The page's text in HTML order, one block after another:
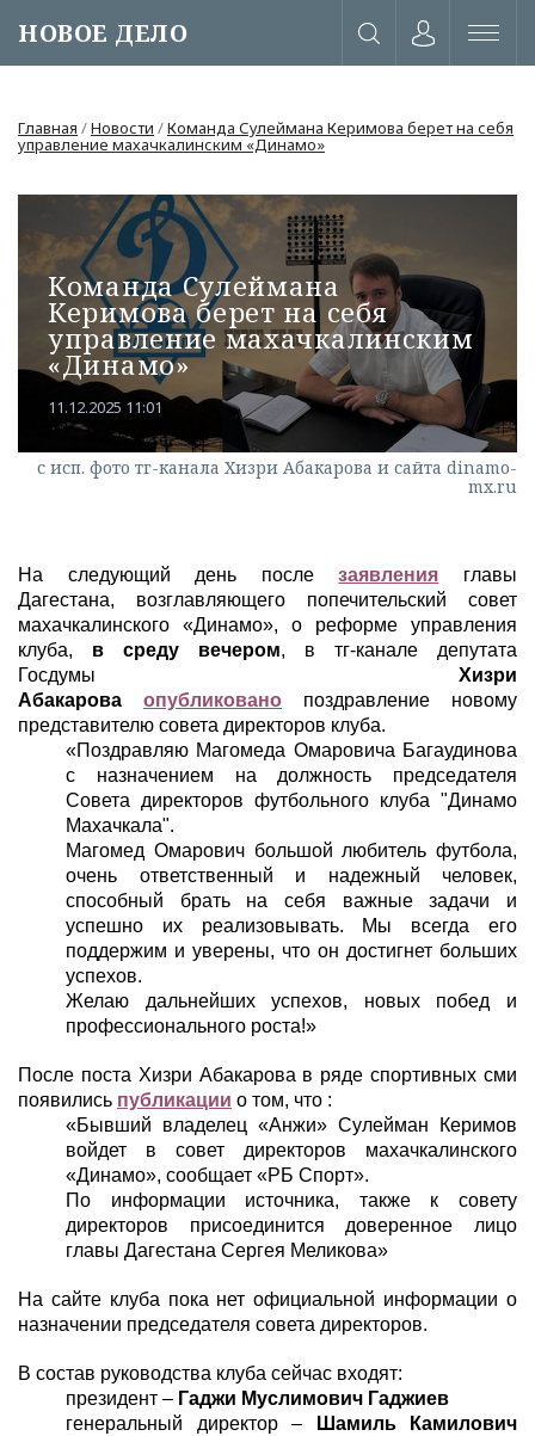
НОВОЕ ДЕЛО
или через соц. сети
Главная /Новости /Команда Сулеймана Керимова берет на себя
управление махачкалинским «Динамо»
Команда Сулеймана
Керимова берет на себя
управление махачкалинским
«Динамо»
11.12.2025 11:01
с исп. фото тг-канала Хизри Абакарова и сайта dinamo-
mx.ru
На следующий день послезаявления главы
Дагестана, возглавляющего попечительский совет
махачкалинского «Динамо», о реформе управления
клуба, в среду вечером, в тг-канале депутата
Госдумы Хизри
Абакарова
опубликовано поздравление новому
представителю совета директоров клуба.
«Поздравляю Магомеда Омаровича Багаудинова
с назначением на должность председателя
Совета директоров футбольного клуба "Динамо
Махачкала".
Магомед Омарович большой любитель футбола,
очень ответственный и надежный человек,
способный брать на себя важные задачи и
успешно их реализовывать. Мы всегда его
поддержим и уверены, что он достигнет больших
успехов.
Желаю дальнейших успехов, новых побед и
профессионального роста!»
После поста Хизри Абакарова в ряде спортивных сми
появились публикации о том, что :
«Бывший владелец «Анжи» Сулейман Керимов
войдет в совет директоров махачкалинского
«Динамо», сообщает «РБ Спорт».
По информации источника, также к совету
директоров присоединится доверенное лицо
главы Дагестана Сергея Меликова»
На сайте клуба пока нет официальной информации о
назначении председателя совета директоров.
В состав руководства клуба сейчас входят:
президент – Гаджи Муслимович Гаджиев
генеральный директор –
Шамиль Камилович